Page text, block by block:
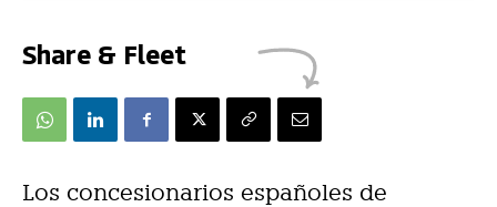
Share & Fleet
Los concesionarios españoles de